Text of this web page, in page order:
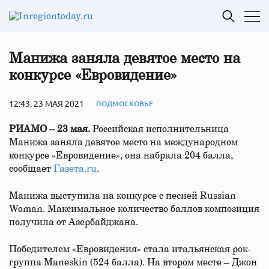
Манижа заняла девятое место на
конкурсе «Евровидение»
12:43, 23 МАЯ 2021 ПОДМОСКОВЬЕ
РИАМО – 23 мая. Российская исполнительница
Манижа заняла девятое место на международном
конкурсе «Евровидение», она набрала 204 балла,
сообщает Газета.ru.
Манижа выступила на конкурсе с песней Russian
Woman. Максимальное количество баллов композиция
получила от Азербайджана.
Победителем «Евровидения» стала итальянская рок-
группа Maneskin (524 балла). На втором месте – Джон